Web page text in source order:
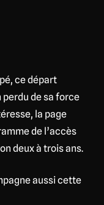
ce départ
de sa force
la page
de l’accès
deux à trois ans.
aussi cette